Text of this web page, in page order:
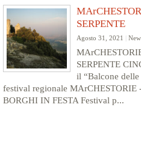
SERPENTE
Agosto 31, 2021
SERPENTE
il “Balcone
festival regionale
BORGHI IN FESTA Festival p...